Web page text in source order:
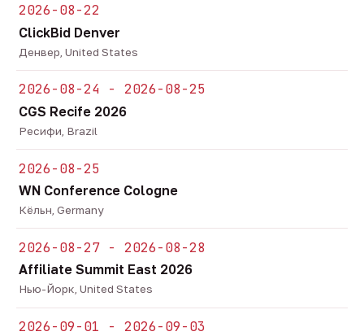
2026-08-22
ClickBid Denver
Денвер, United States
2026-08-24 - 2026-08-25
CGS Recife 2026
Ресифи, Brazil
2026-08-25
WN Conference Cologne
Кёльн, Germany
2026-08-27 - 2026-08-28
Affiliate Summit East 2026
Нью-Йорк, United States
2026-09-01 - 2026-09-03